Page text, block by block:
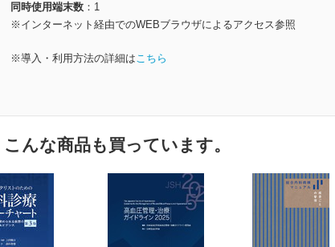
同時使用端末数
1
※インターネット経由でのWEBブラウザによるアクセス参照
※導入・利用方法の詳細はこちら
んな商品も買っています。